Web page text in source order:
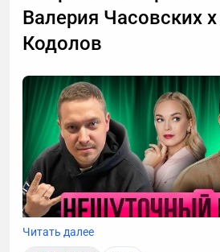
Валерия Часовских
Кодолов
Читать далее